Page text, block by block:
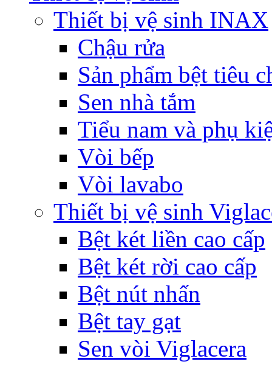
Thiết bị vệ sinh INAX
Chậu rửa
Sản phẩm bệt tiêu
Sen nhà tắm
Tiểu nam và phụ
Vòi bếp
Vòi lavabo
Thiết bị vệ sinh
Bệt két liền cao cấp
Bệt két rời cao cấp
Bệt nút nhấn
Bệt tay gạt
Sen vòi Viglacera